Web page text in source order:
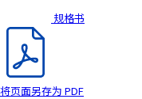
规格书
将页面另存为 PDF